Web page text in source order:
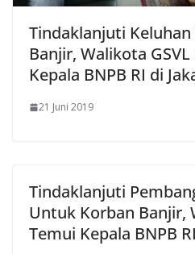
Tindaklanjuti
Banjir, Walikota
Kepala BNPB RI di
21 Juni 2019
Tindaklanjuti
Untuk Korban Banjir,
Temui Kepala BNPB